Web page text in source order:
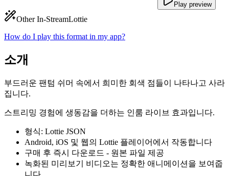
Play preview
Other In-StreamLottie
How do I play this format in my app?
소개
부드러운 팬텀 쉬머 속에서 희미한 회색 점들이 나타나고 사라
집니다.
스트리밍 경험에 생동감을 더하는 인룸 라이브 효과입니다.
형식: Lottie JSON
Android, iOS 및 웹의 Lottie 플레이어에서 작동합니다
구매 후 즉시 다운로드 - 원본 파일 제공
녹화된 미리보기 비디오는 정확한 애니메이션을 보여줍
니다